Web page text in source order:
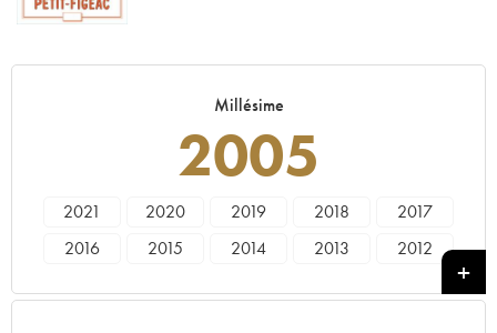
Millésime
2005
2021 2020 2019 2018
2017
2016
2015 2014 2013
2012